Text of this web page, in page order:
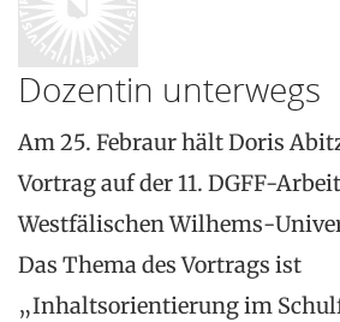
Dozentin unterwegs
Am 25. Febraur hält Doris
Vortrag auf der 11. DGFF-
Westfälischen Wilhems-
Das Thema des Vortrags ist
„Inhaltsorientierung im